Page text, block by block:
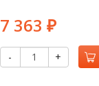
7 363 ₽
- +